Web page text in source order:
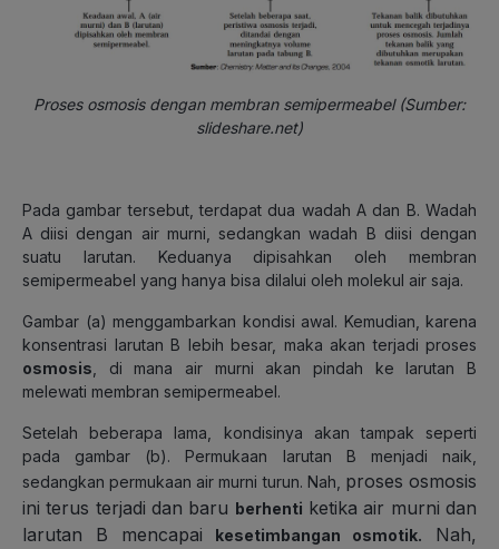
Proses osmosis dengan membran semipermeabel (Sumber:
slideshare.net)
Pada gambar tersebut, terdapat dua wadah A dan B. Wadah
A diisi dengan air murni, sedangkan wadah B diisi dengan
suatu larutan. Keduanya dipisahkan oleh membran
semipermeabel yang hanya bisa dilalui oleh molekul air saja.
Gambar (a) menggambarkan kondisi awal. Kemudian, karena
konsentrasi larutan B lebih besar, maka akan terjadi proses
osmosis , di mana air murni akan pindah ke larutan B
melewati membran semipermeabel.
Setelah beberapa lama, kondisinya akan tampak seperti
pada gambar (b). Permukaan larutan B menjadi naik,
sedangkan permukaan air murni turun. Nah, proses osmosis
ini terus terjadi dan baru berhenti ketika air murni dan
larutan B mencapai
kesetimbangan osmotik. Nah,